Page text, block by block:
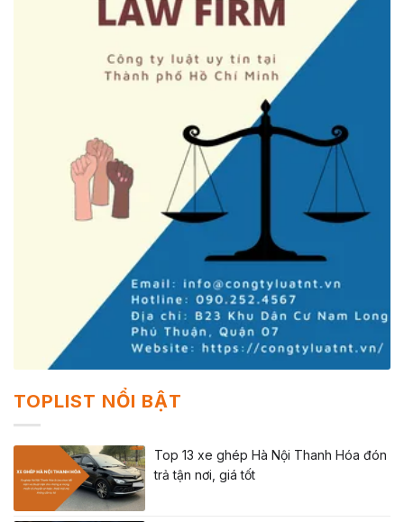
TOPLIST NỔI BẬT
Top 13 xe ghép Hà Nội Thanh Hóa đón
trả tận nơi, giá tốt